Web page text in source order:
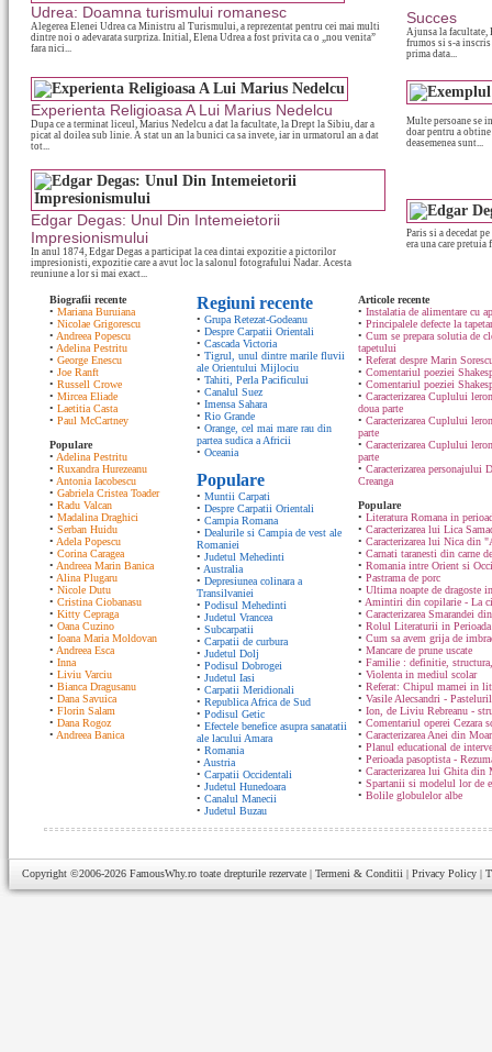
Udrea: Doamna turismului romanesc
Alegerea Elenei Udrea ca Ministru al Turismului, a reprezentat pentru cei mai multi
dintre noi o adevarata surpriza. Initial, Elena Udrea a fost privita ca o „nou venita”
fara nici...
Succes
Ajunsa la facultate,
frumos si s-a
prima data...
Experienta Religioasa A Lui Marius Nedelcu
Dupa ce a terminat liceul, Marius Nedelcu a dat la facultate, la Drept la Sibiu, dar a
picat al doilea sub linie. A stat un an la bunici ca sa invete, iar in urmatorul an a dat
tot...
Multe persoane se
doar pentru a obtine
deasemenea sunt...
Edgar Degas: Unul Din Intemeietorii
Impresionismului
In anul 1874, Edgar Degas a participat la cea dintai expozitie a pictorilor
impresionisti, expozitie care a avut loc la salonul fotografului Nadar. Acesta
reuniune a lor si mai exact...
Paris si a decedat
era una care
Biografii recente
• Mariana Buruiana
• Nicolae Grigorescu
• Andreea Popescu
• Adelina Pestritu
• George Enescu
• Joe Ranft
• Russell Crowe
• Mircea Eliade
• Laetitia Casta
• Paul McCartney
Populare
• Adelina Pestritu
• Ruxandra Hurezeanu
• Antonia Iacobescu
• Gabriela Cristea Toader
• Radu Valcan
• Madalina Draghici
• Serban Huidu
• Adela Popescu
• Corina Caragea
• Andreea Marin Banica
• Alina Plugaru
• Nicole Dutu
• Cristina Ciobanasu
• Kitty Cepraga
• Oana Cuzino
• Ioana Maria Moldovan
• Andreea Esca
• Inna
• Liviu Varciu
• Bianca Dragusanu
• Dana Savuica
• Florin Salam
• Dana Rogoz
• Andreea Banica
Regiuni recente
• Grupa Retezat-Godeanu
• Despre Carpatii Orientali
• Cascada Victoria
• Tigrul, unul dintre marile fluvii
ale Orientului Mijlociu
• Tahiti, Perla Pacificului
• Canalul Suez
• Imensa Sahara
• Rio Grande
• Orange, cel mai mare rau din
partea sudica a Africii
• Oceania
Populare
• Muntii Carpati
• Despre Carpatii Orientali
• Campia Romana
• Dealurile si Campia de vest ale
Romaniei
• Judetul Mehedinti
• Australia
• Depresiunea colinara a
Transilvaniei
• Podisul Mehedinti
• Judetul Vrancea
• Subcarpatii
• Carpatii de curbura
• Judetul Dolj
• Podisul Dobrogei
• Judetul Iasi
• Carpatii Meridionali
• Republica Africa de Sud
• Podisul Getic
• Efectele benefice asupra sanatatii
ale lacului Amara
• Romania
• Austria
• Carpatii Occidentali
• Judetul Hunedoara
• Canalul Manecii
• Judetul Buzau
Articole recente
• Instalatia de alimentare cu
• Principalele defecte la
• Cum se prepara solutia de
tapetului
• Referat despre Marin
• Comentariul poeziei
• Comentariul poeziei
• Caracterizarea Cuplului
doua parte
• Caracterizarea Cuplului
parte
• Caracterizarea Cuplului
parte
• Caracterizarea personajului
Creanga
Populare
• Literatura Romana in
• Caracterizarea lui Lica
• Caracterizarea lui Nica din
• Carnati taranesti din carne
• Romania intre Orient si
• Pastrama de porc
• Ultima noapte de dragoste
• Amintiri din copilarie - La
• Caracterizarea Smarandei
• Rolul Literaturii in Perioada
• Cum sa avem grija de
• Mancare de prune uscate
• Familie : definitie,
• Violenta in mediul scolar
• Referat: Chipul mamei in
• Vasile Alecsandri -
• Ion, de Liviu Rebreanu -
• Comentariul operei Cezara
• Caracterizarea Anei din
• Planul educational de
• Perioada pasoptista -
• Caracterizarea lui Ghita din
• Spartanii si modelul lor de
• Bolile globulelor albe
Copyright ©2006-2026 FamousWhy.ro toate drepturile rezervate | Termeni & Conditii | Privacy Policy |